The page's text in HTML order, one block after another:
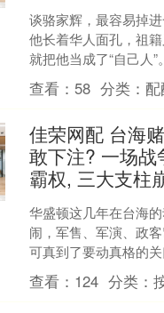
谈骆家辉，最容易掉
他长着华人面孔，祖
就把他当成了“自己人
按血缘分队。 骆家辉
美国教育，由美国选....
查看： 58 分类：
佳荣网配 台海
敢下注? 一场战
霸权, 三大支柱
华盛顿这几年在台海
闹，军售、军演、政客
可真到了要动真格的
会不自觉地缩回来。
照不宣的账本——赢了
查看： 124 分类：